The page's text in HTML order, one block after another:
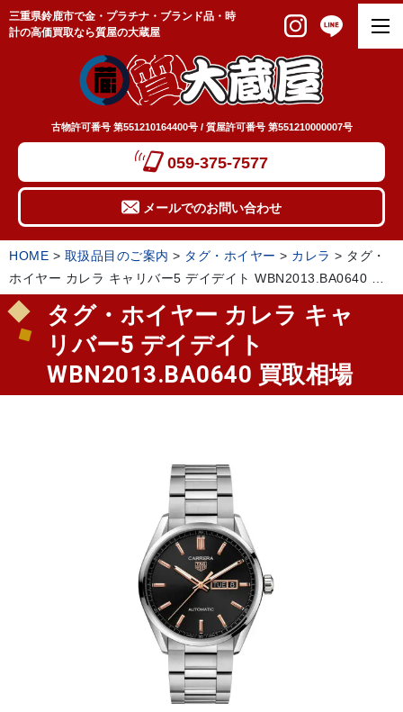
三重県鈴鹿市で金・プラチナ・ブランド品・時
計の高価買取なら質屋の大蔵屋
古物許可番号 第551210164400号 / 質屋許可番号 第551210000007号
059-375-7577
メールでのお問い合わせ
HOME > 取扱品目のご案内 > タグ・ホイヤー > カレラ > タグ・
ホイヤー カレラ キャリバー5 デイデイト WBN2013.BA0640 買
取相場
タグ・ホイヤー カレラ キャ
リバー5 デイデイト
WBN2013.BA0640 買取相場